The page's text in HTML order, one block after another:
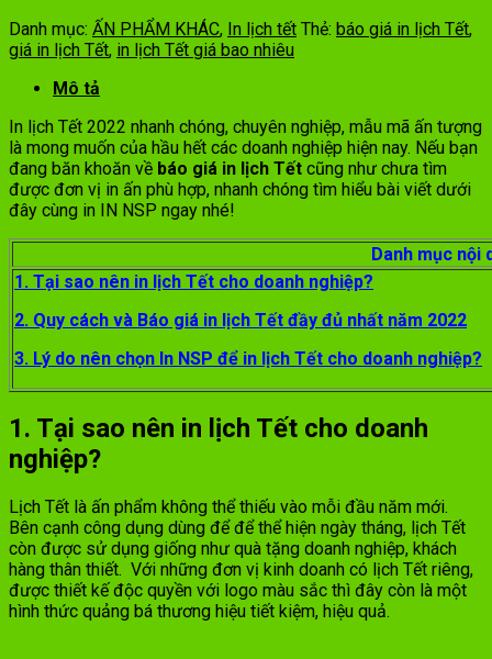
Danh mục: ẤN PHẨM KHÁC, In lịch tết Thẻ: báo giá in lịch Tết,
giá in lịch Tết, in lịch Tết giá bao nhiêu
Mô tả
In lịch Tết 2022 nhanh chóng, chuyên nghiệp, mẫu mã ấn tượng
là mong muốn của hầu hết các doanh nghiệp hiện nay. Nếu bạn
đang băn khoăn về báo giá in lịch Tết cũng như chưa tìm
được đơn vị in ấn phù hợp, nhanh chóng tìm hiểu bài viết dưới
đây cùng in IN NSP ngay nhé!
Danh mục nội
1. Tại sao nên in lịch Tết cho doanh nghiệp?
2. Quy cách và Báo giá in lịch Tết đầy đủ nhất năm 2022
3. Lý do nên chọn In NSP để in lịch Tết cho doanh nghiệp?
1. Tại sao nên in lịch Tết cho doanh
nghiệp?
Lịch Tết là ấn phẩm không thể thiếu vào mỗi đầu năm mới.
Bên cạnh công dụng dùng để để thể hiện ngày tháng, lịch Tết
còn được sử dụng giống như quà tặng doanh nghiệp, khách
hàng thân thiết. Với những đơn vị kinh doanh có lịch Tết riêng,
được thiết kế độc quyền với logo màu sắc thì đây còn là một
hình thức quảng bá thương hiệu tiết kiệm, hiệu quả.